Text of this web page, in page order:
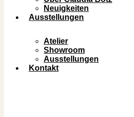
Neuigkeiten
Ausstellungen
Atelier
Showroom
Ausstellungen
Kontakt